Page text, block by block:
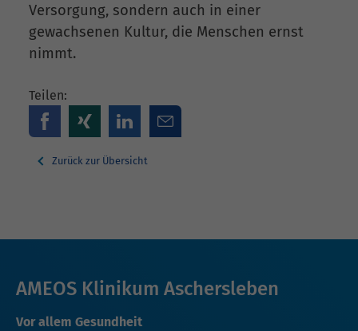
Versorgung, sondern auch in einer
gewachsenen Kultur, die Menschen ernst
nimmt.
Teilen:
Zurück zur Übersicht
AMEOS Klinikum Aschersleben
Vor allem Gesundheit